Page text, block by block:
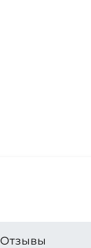
Отзывы